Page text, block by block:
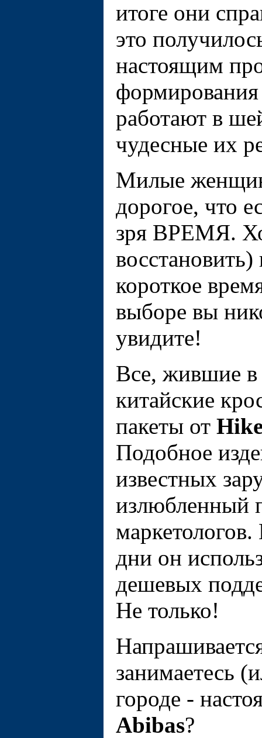
итоге они
это
настоящим
работают в
чудесные их
Милые
дорогое, что
зря ВРЕМЯ.
короткое
выборе вы
увидите!
Все, жившие
китайские
пакеты от
Подобное
известных
излюбленный
дни он
дешeвых
Не только!
занимаетесь
городе -
Abibas?